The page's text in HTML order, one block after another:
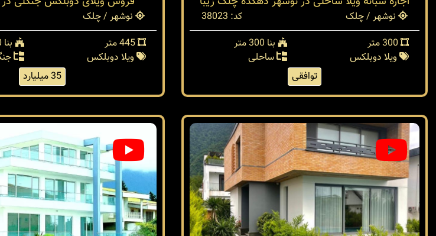
نوشهر / چلک
کد: 38023
بنا 300 متر
ویلا دوبلکس
ساحلی
توافقی
نوشهر / چلک
445 متر
بنا 240 متر
ویلا دوبلکس
35 میلیارد